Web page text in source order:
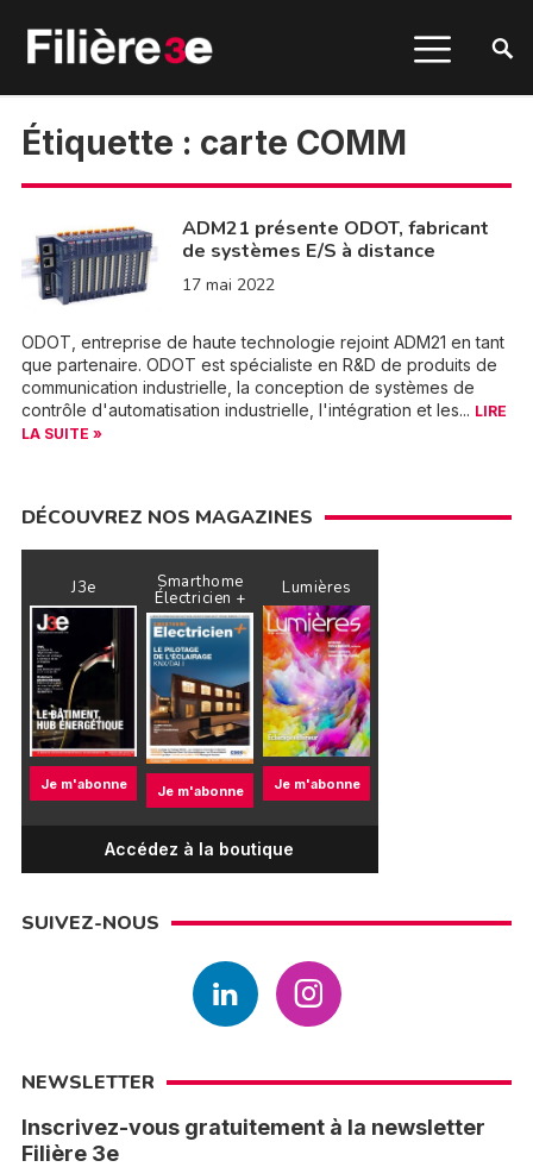
Étiquette : carte COMM
ADM21 présente ODOT, fabricant
de systèmes E/S à distance
17 mai 2022
ODOT, entreprise de haute technologie rejoint ADM21 en tant
que partenaire. ODOT est spécialiste en R&D de produits de
communication industrielle, la conception de systèmes de
contrôle d'automatisation industrielle, l'intégration et les... LIRE
LA SUITE »
DÉCOUVREZ NOS MAGAZINES
J3e
Je m'abonne
Smarthome
Électricien +
Je m'abonne
Lumières
Je m'abonne
Accédez à la boutique
SUIVEZ-NOUS
NEWSLETTER
Inscrivez-vous gratuitement à la newsletter
Filière 3e